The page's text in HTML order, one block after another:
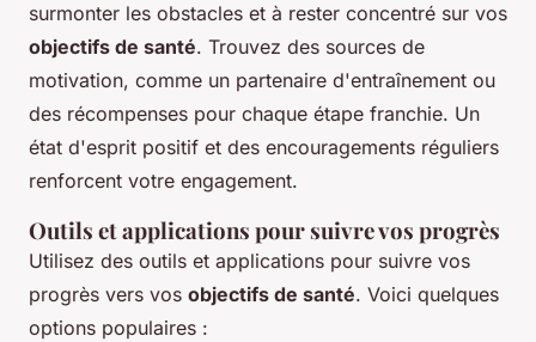
surmonter les obstacles et à rester concentré sur vos
objectifs de santé. Trouvez des sources de
motivation, comme un partenaire d'entraînement ou
des récompenses pour chaque étape franchie. Un
état d'esprit positif et des encouragements réguliers
renforcent votre engagement.
Outils et applications pour suivre vos progrès
Utilisez des outils et applications pour suivre vos
progrès vers vos objectifs de santé. Voici quelques
options populaires :